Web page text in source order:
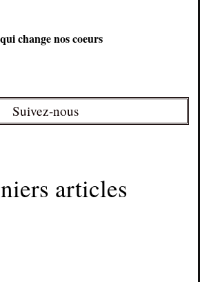
change nos coeurs
Suivez-nous
articles